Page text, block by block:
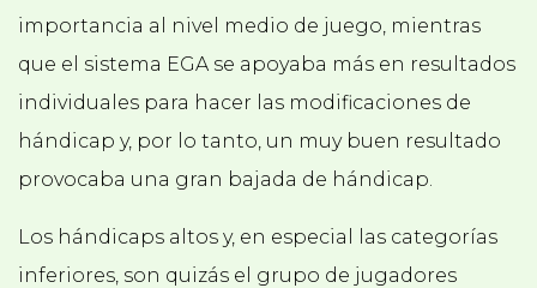
importancia al nivel medio de juego, mientras
que el sistema EGA se apoyaba más en resultados
individuales para hacer las modificaciones de
hándicap y, por lo tanto, un muy buen resultado
provocaba una gran bajada de hándicap.
Los hándicaps altos y, en especial las categorías
inferiores, son quizás el grupo de jugadores